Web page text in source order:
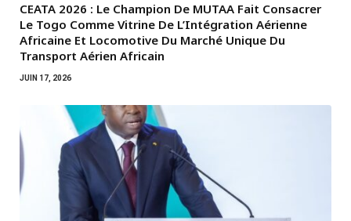
CEATA 2026 : Le Champion De MUTAA Fait Consacrer
Le Togo Comme Vitrine De L’Intégration Aérienne
Africaine Et Locomotive Du Marché Unique Du
Transport Aérien Africain
JUIN 17, 2026